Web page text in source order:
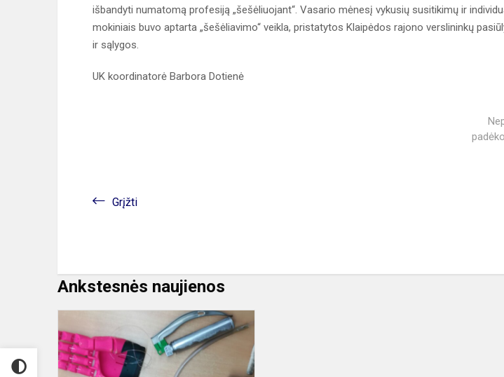
išbandyti numatomą profesiją „šešėliuojant“. Vasario mėnesį vykusių susitikimų ir
mokiniais buvo aptarta „šešėliavimo“ veikla, pristatytos Klaipėdos rajono verslininkų
ir sąlygos.
UK koordinatorė Barbora Dotienė
Grįžti
Ankstesnės naujienos
projektas
„Kokybės